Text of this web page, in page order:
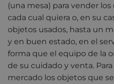
(una mesa) para vender
cada cual quiera o, en su
objetos usados, hasta un
y en buen estado, en el
forma que el equipo de la
de su cuidado y venta.
mercado los objetos que